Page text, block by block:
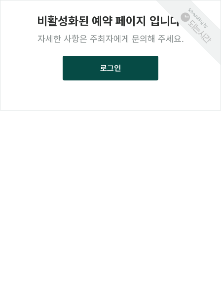
비활성화된 예약 페이지 입니다.
자세한 사항은 주최자에게 문의해 주세요.
로그인
Scheduling by